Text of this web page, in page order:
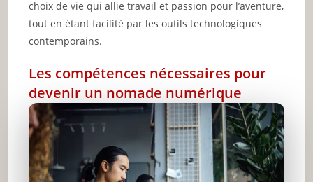
choix de vie qui allie travail et passion pour l’aventure,
tout en étant facilité par les outils technologiques
contemporains.
Les compétences nécessaires pour
devenir un nomade numérique